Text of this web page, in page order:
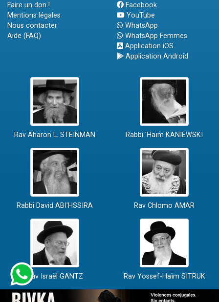
Faire un don !
Mentions légales
Nous contacter
Aide (FAQ)
Facebook
YouTube
WhatsApp
WhatsApp Femmes
Application iOS
Application Android
Rav Aharon L. STEINMAN Rabbi 'Haïm KANIEWSKI
Rabbi David ABI'HSSIRA Rav Chlomo AMAR
Rav Israël GANTZ Rav Yossef-Haïm SITRUK